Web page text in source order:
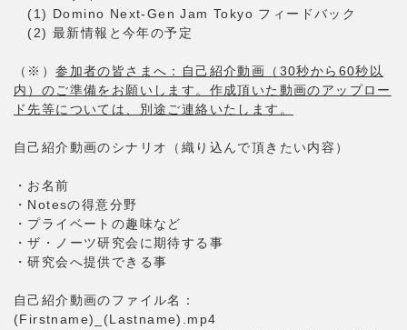
(1) Domino Next-Gen Jam Tokyo フィードバック
(2) 最新情報と今年の予定
（※）参加者の皆さまへ：自己紹介動画（30秒から60秒以
内）のご準備をお願いします。作成頂いた動画のアップロー
ド先等については、別途ご連絡いたします。
自己紹介動画のシナリオ（織り込んで頂きたい内容）
・お名前
・Notesの得意分野
・プライベートの趣味など
・ザ・ノーツ研究会に期待する事
・研究会へ提供できる事
自己紹介動画のファイル名：
(Firstname)_(Lastname).mp4